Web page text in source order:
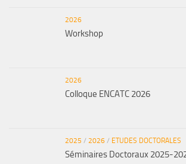
2026
Workshop
2026
Colloque ENCATC 2026
2025 / 2026 / ETUDES DOCTORALES
Séminaires Doctoraux 2025-